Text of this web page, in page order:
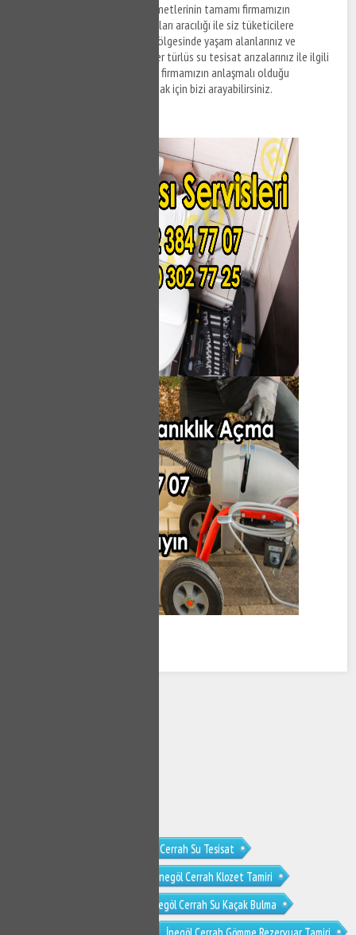
hizmetlerinin tamamı firmamızın
anlaşmalı olduğu tesisat firmaları aracılığı ile siz tüketicilere
sunulmaktadır. İnegöl Cerrah bölgesinde yaşam alanlarınız ve
ofislerinizde meydana gelen her türlüs su tesisat arızalarınız ile ilgili
destek taleplerinizi iletmek ve firmamızın anlaşmalı olduğu
ekiplerden tesisat hizmeti almak için bizi arayabilirsiniz.
İnegöl Cerrah Su Tesisat
İnegöl Cerrah Klozet Tamiri
İnegöl Cerrah Su Kaçak Bulma